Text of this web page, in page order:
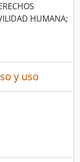
HUMANA;
y uso